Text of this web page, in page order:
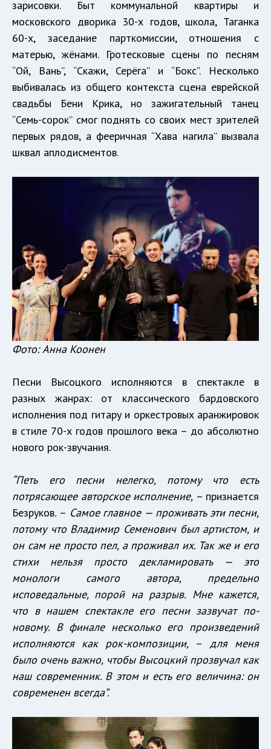
зарисовки. Быт коммунальной квартиры и
московского дворика 30-х годов, школа, Таганка
60-х, заседание парткомиссии, отношения с
матерью, жёнами. Гротесковые сцены по песням
“Ой, Вань”, “Скажи, Серёга” и “Бокс”. Несколько
выбивалась из общего контекста сцена еврейской
свадьбы Бени Крика, но зажигательный танец
“Семь-сорок” смог поднять со своих мест зрителей
первых рядов, а фееричная “Хава нагила” вызвала
шквал аплодисментов.
Фото: Анна Коонен
Песни Высоцкого исполняются в спектакле в
разных жанрах: от классического бардовского
исполнения под гитару и оркестровых аранжировок
в стиле 70-х годов прошлого века – до абсолютно
нового рок-звучания.
“Петь его песни нелегко, потому что есть
потрясающее авторское исполнение, – признается
Безруков. – Самое главное — проживать эти песни,
потому что Владимир Семенович был артистом, и
он сам не просто пел, а проживал их. Так же и его
стихи нельзя просто декламировать — это
монологи самого автора, предельно
исповедальные, порой на разрыв. Мне кажется,
что в нашем спектакле его песни зазвучат по-
новому. В финале несколько его произведений
исполняются как рок-композиции, – для меня
было очень важно, чтобы Высоцкий прозвучал как
наш современник. В этом и есть его величина: он
современен всегда”.